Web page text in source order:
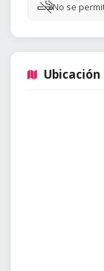
No se
Ubicación